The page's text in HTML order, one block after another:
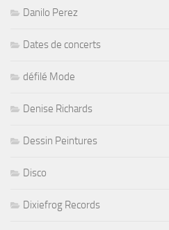
Danilo Perez
Dates de concerts
défilé Mode
Denise Richards
Dessin Peintures
Disco
Dixiefrog Records